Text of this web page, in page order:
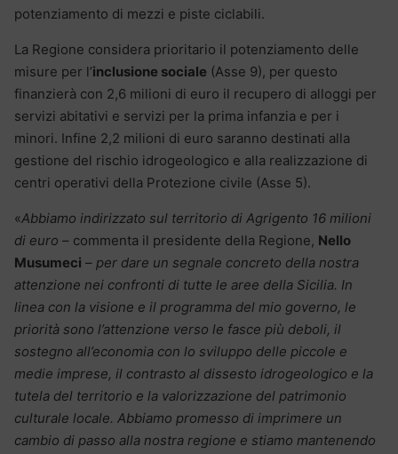
potenziamento di mezzi e piste ciclabili.
La Regione considera prioritario il potenziamento delle
misure per l’inclusione sociale (Asse 9), per questo
finanzierà con 2,6 milioni di euro il recupero di alloggi per
servizi abitativi e servizi per la prima infanzia e per i
minori. Infine 2,2 milioni di euro saranno destinati alla
gestione del rischio idrogeologico e alla realizzazione di
centri operativi della Protezione civile (Asse 5).
«Abbiamo indirizzato sul territorio di Agrigento 16 milioni
di euro – commenta il presidente della Regione, Nello
Musumeci – per dare un segnale concreto della nostra
attenzione nei confronti di tutte le aree della Sicilia. In
linea con la visione e il programma del mio governo, le
priorità sono l’attenzione verso le fasce più deboli, il
sostegno all’economia con lo sviluppo delle piccole e
medie imprese, il contrasto al dissesto idrogeologico e la
tutela del territorio e la valorizzazione del patrimonio
culturale locale. Abbiamo promesso di imprimere un
cambio di passo alla nostra regione e stiamo mantenendo